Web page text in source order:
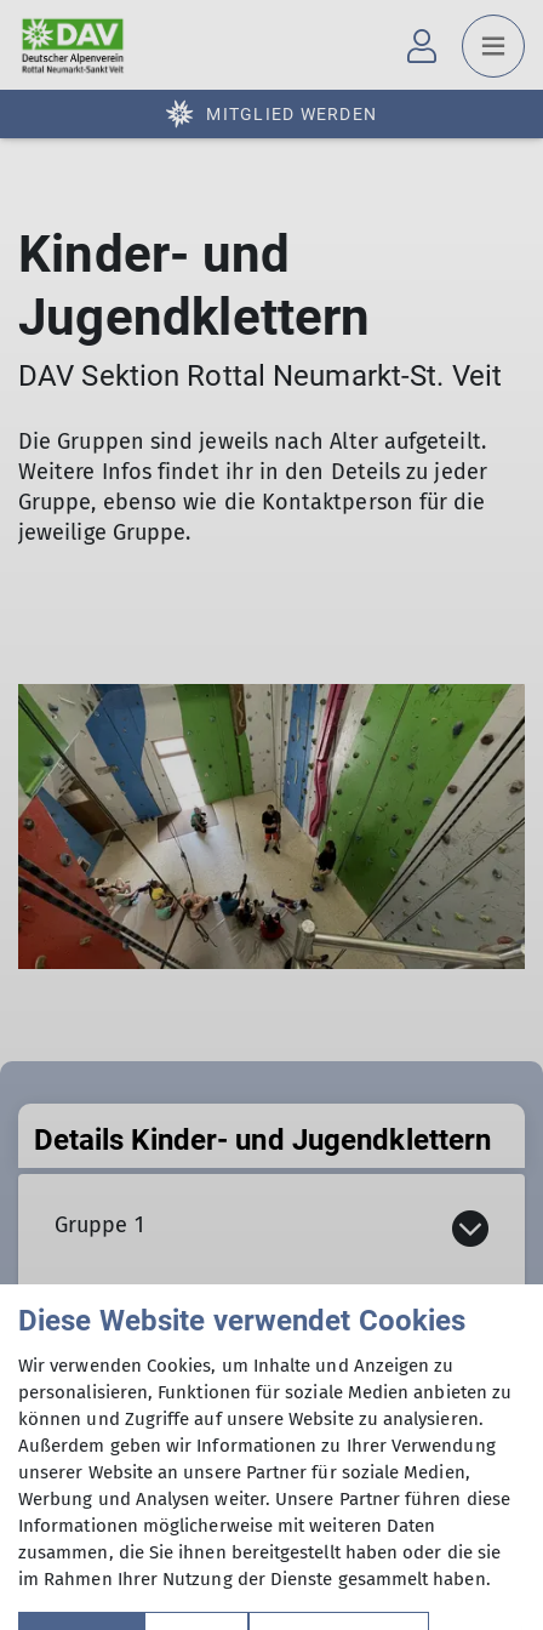
MITGLIED WERDEN
Kinder- und
Jugendklettern
DAV Sektion Rottal Neumarkt-St. Veit
Die Gruppen sind jeweils nach Alter aufgeteilt.
Weitere Infos findet ihr in den Deteils zu jeder
Gruppe, ebenso wie die Kontaktperson für die
jeweilige Gruppe.
Details Kinder- und Jugendklettern
Gruppe 1
Tamara E.
Termine:
Freitag 16:00 - 17:00
Inhalt:
Organisation:
Lisa Waltl
Gruppe 3
Organisation:
Diese Website verwendet Cookies
Wir verwenden Cookies, um Inhalte und Anzeigen zu
personalisieren, Funktionen für soziale Medien anbieten zu
können und Zugriffe auf unsere Website zu analysieren.
Außerdem geben wir Informationen zu Ihrer Verwendung
unserer Website an unsere Partner für soziale Medien,
Werbung und Analysen weiter. Unsere Partner führen diese
Informationen möglicherweise mit weiteren Daten
zusammen, die Sie ihnen bereitgestellt haben oder die sie
im Rahmen Ihrer Nutzung der Dienste gesammelt haben.